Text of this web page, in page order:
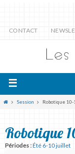
CONTACT
Session Robotique 10-
Robotique
Périodes :Été 6-10 juillet